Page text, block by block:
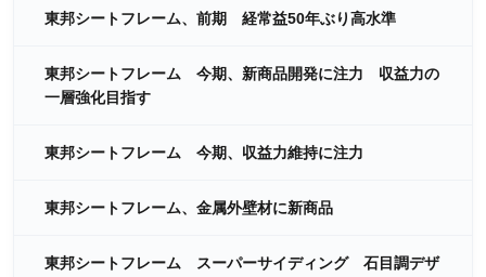
東邦シートフレーム、前期 経常益50年ぶり高水準
東邦シートフレーム 今期、新商品開発に注力 収益力の
一層強化目指す
東邦シートフレーム 今期、収益力維持に注力
東邦シートフレーム、金属外壁材に新商品
東邦シートフレーム スーパーサイディング 石目調デザ